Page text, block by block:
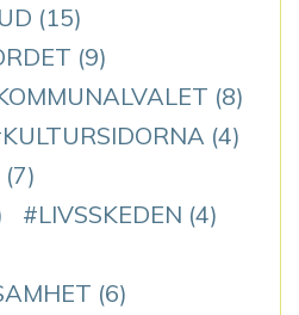
(15)
(9)
(8)
KULTURSIDORNA (4)
(7)
LIVSSKEDEN (4)
(6)